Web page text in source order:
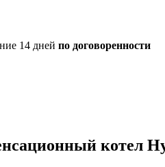
14 дней по договоренности
котел